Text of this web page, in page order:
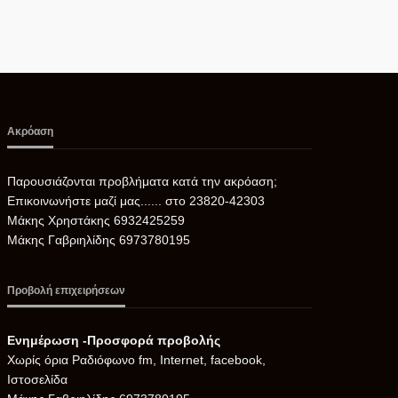
Ακρόαση
Παρουσιάζονται προβλήματα κατά την ακρόαση;
Επικοινωνήστε μαζί μας...... στο 23820-42303
Μάκης Χρηστάκης 6932425259
Μάκης Γαβριηλίδης 6973780195
Προβολή επιχειρήσεων
Ενημέρωση -Προσφορά προβολής
Xωρίς όρια Ραδιόφωνο fm, Internet, facebook,
Ιστοσελίδα